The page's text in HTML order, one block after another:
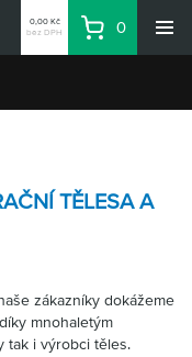
0,00 Kč
bez DPH
Košík
0
TĚLESA A
zákazníky dokážeme
mnohaletým
tak i výrobci těles.